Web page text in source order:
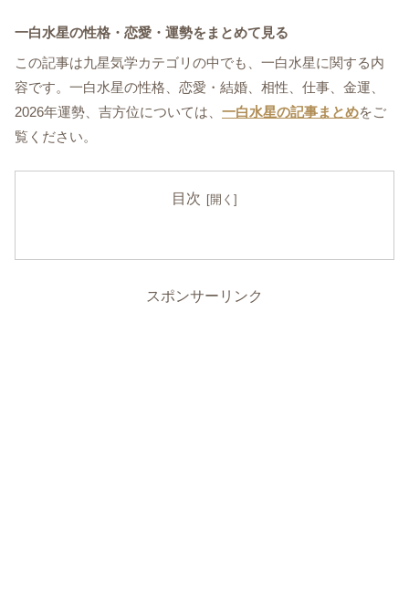
一白水星の性格・恋愛・運勢をまとめて見る
この記事は九星気学カテゴリの中でも、一白水星に関する内
容です。一白水星の性格、恋愛・結婚、相性、仕事、金運、
2026年運勢、吉方位については、 一白水星の記事まとめをご
覧ください。
目次
スポンサーリンク